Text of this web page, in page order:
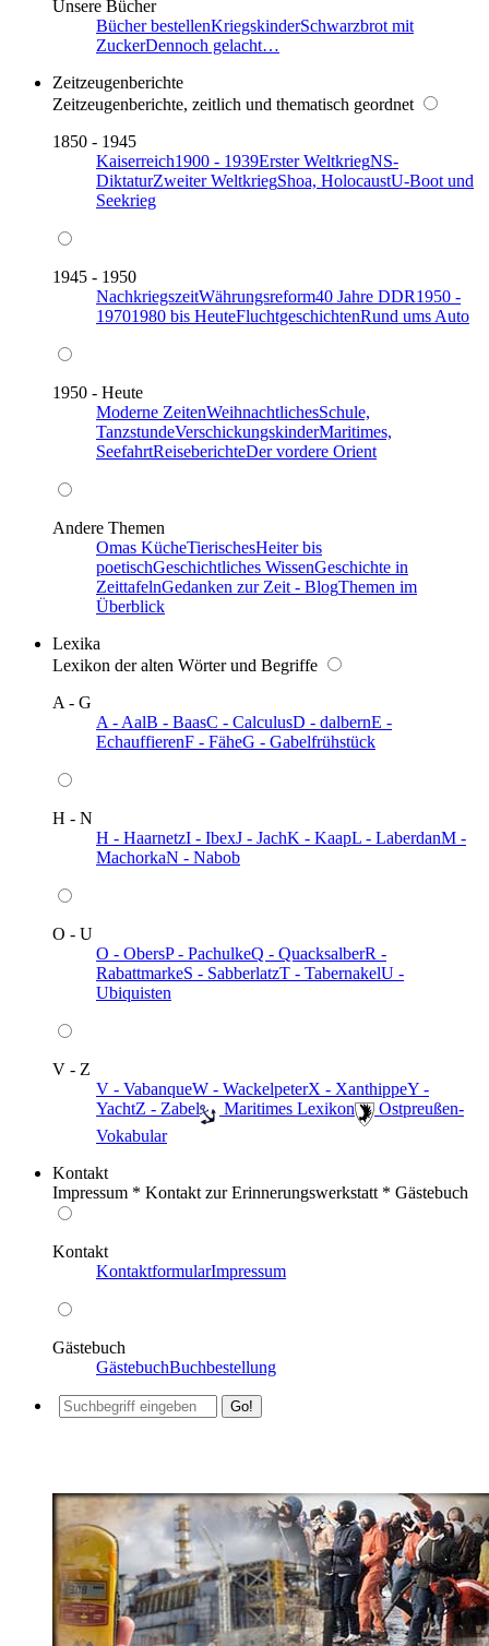
Unsere Bücher
Bücher bestellenKriegskinderSchwarzbrot mit
ZuckerDennoch gelacht…
Zeitzeugenberichte
Zeitzeugenberichte, zeitlich und thematisch geordnet
1850 - 1945
Kaiserreich1900 - 1939Erster WeltkriegNS-
DiktaturZweiter WeltkriegShoa, HolocaustU-Boot und
Seekrieg
1945 - 1950
NachkriegszeitWährungsreform40 Jahre DDR1950 -
19701980 bis HeuteFluchtgeschichtenRund ums Auto
1950 - Heute
Moderne ZeitenWeihnachtlichesSchule,
TanzstundeVerschickungskinderMaritimes,
SeefahrtReiseberichteDer vordere Orient
Andere Themen
Omas KücheTierischesHeiter bis
poetischGeschichtliches WissenGeschichte in
ZeittafelnGedanken zur Zeit - BlogThemen im
Überblick
Lexika
Lexikon der alten Wörter und Begriffe
A - G
A - AalB - BaasC - CalculusD - dalbernE -
EchauffierenF - FäheG - Gabelfrühstück
H - N
H - HaarnetzI - IbexJ - JachK - KaapL - LaberdanM -
MachorkaN - Nabob
O - U
O - ObersP - PachulkeQ - QuacksalberR -
RabattmarkeS - SabberlatzT - TabernakelU -
Ubiquisten
V - Z
V - VabanqueW - WackelpeterX - XanthippeY -
YachtZ - Zabel ️ Maritimes Lexikon
️ Ostpreußen-
Vokabular
Kontakt
Impressum * Kontakt zur Erinnerungswerkstatt * Gästebuch
Kontakt
KontaktformularImpressum
Gästebuch
GästebuchBuchbestellung